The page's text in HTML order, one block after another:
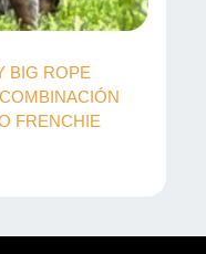
BIG ROPE
FRENCHIE